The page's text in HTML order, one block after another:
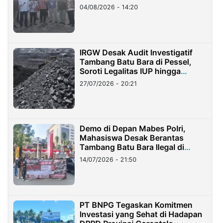
04/08/2026 - 14:20
IRGW Desak Audit Investigatif
Tambang Batu Bara di Pessel,
Soroti Legalitas IUP hingga
Stockpile
27/07/2026 - 20:21
Demo di Depan Mabes Polri,
Mahasiswa Desak Berantas
Tambang Batu Bara Ilegal di
Lampung
14/07/2026 - 21:50
PT BNPG Tegaskan Komitmen
Investasi yang Sehat di Hadapan